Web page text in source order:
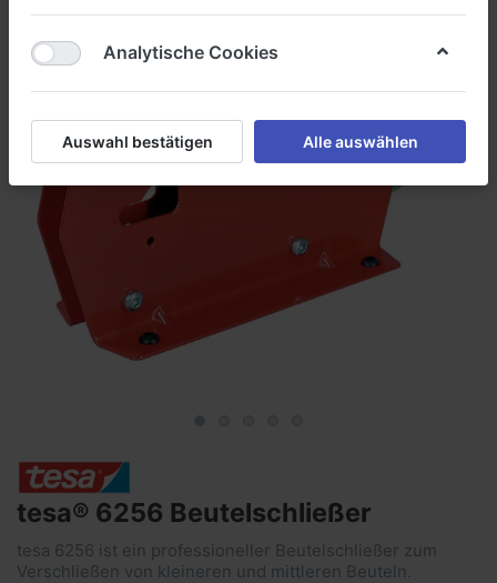
tesa® 6256 Beutelschließer
tesa 6256 ist ein professioneller Beutelschließer zum
Verschließen von kleineren und mittleren Beuteln.
Analytische Cookies
Auswahl bestätigen Alle auswählen